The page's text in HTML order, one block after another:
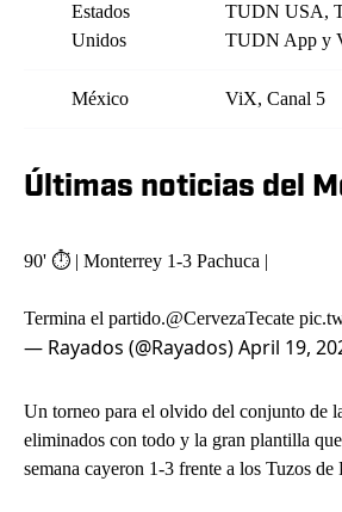
Estados
Unidos
TUDN USA,
TUDN App y
México ViX, Canal 5
Últimas noticias del
90' ⏱️ | Monterrey 1-3 Pachuca |
Termina el partido.@CervezaTecate
— Rayados (@Rayados)April 19,
Un torneo para el olvido del conjunto de
eliminados con todo y la gran plantilla
semana cayeron 1-3 frente a los Tuzos de